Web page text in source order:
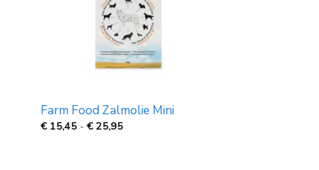
Farm Food Zalmolie Mini
€ 15,45 - € 25,95Prijsklasse: